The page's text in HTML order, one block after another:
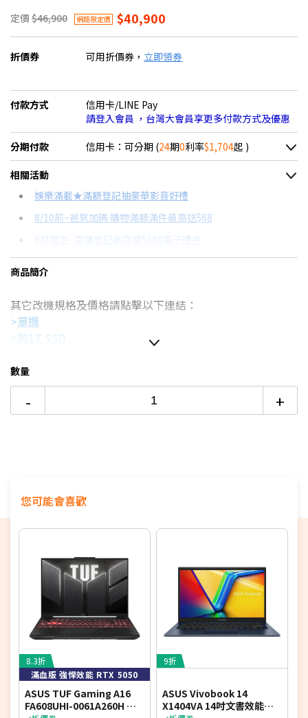
定價 $46,900 網路限定價 $40,900
折價券 可用折價券， 立即領券
付款方式
信用卡/LINE Pay
請登入會員 ，台灣大會員享更多付款方式及優惠
分期付款 信用卡：可分期 (24期0利率$1,704起 )
＊實際可分期數、適用利率，請以購物車顯示為主
信用卡分期
分期數
6期 0利率
12期 0利率
18期 0利率
6期
12期
每期金額
$3,408
$7,293
$3,646
配合銀行/業者
18家銀行/業者
18家銀行/業者
相關活動
娛樂滿載★滿額登記抽豪華影音好禮
8/10前~爸氣加碼 購物滿額滿件最高送$68
8月限定~首購登記最高領$888電子禮券
8/15前~指定購物滿額最高回饋25%
更多信用卡分期0利率滿額享回饋
AI PC是什麼？→點我看達人教你買
特仕版筆電推薦→點我看達人教你買
商品簡介
其它改機規格及價格請點擊以下連結：
>單機
加1T SSD
規格說明：
處理器：Intel Ultra 7-155U
顯示晶片：Intel Graphics
記憶體：32GB LPDDR5(不可擴充)
數量
- +
您可能會喜歡
8.3折
滿血版 強悍效能 RTX 5050
ASUS TUF Gaming A16
FA608UHI-0061A260H 御
9折
ASUS Vivobook 14
X1404VA 14吋文書效能筆